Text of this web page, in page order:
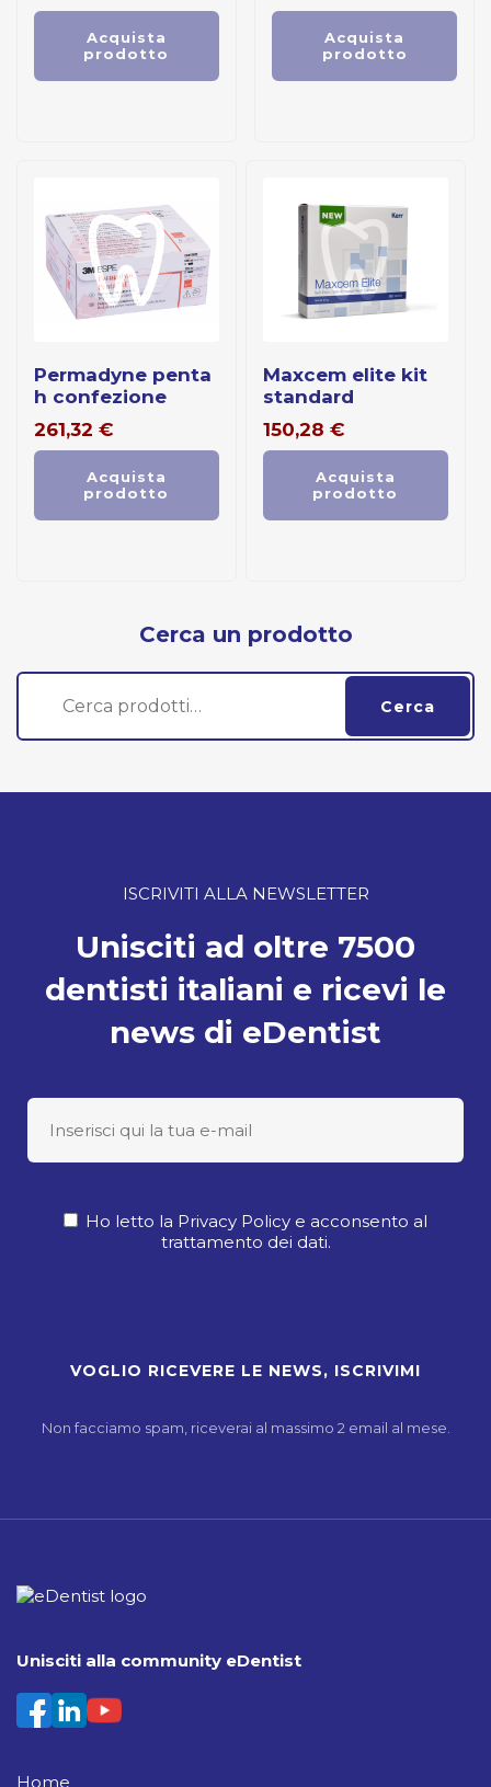
Acquista
prodotto
Acquista
prodotto
permadyne penta
h confezione
261,32 €
Acquista
prodotto
maxcem elite kit
standard
150,28 €
Acquista
prodotto
Cerca un prodotto
Cerca:
Cerca
ISCRIVITI ALLA NEWSLETTER
Unisciti ad oltre 7500
dentisti italiani e ricevi le
news di eDentist
Ho letto la Privacy Policy e acconsento al
trattamento dei dati.
Non facciamo spam, riceverai al massimo 2 email al mese.
Unisciti alla community eDentist
Home